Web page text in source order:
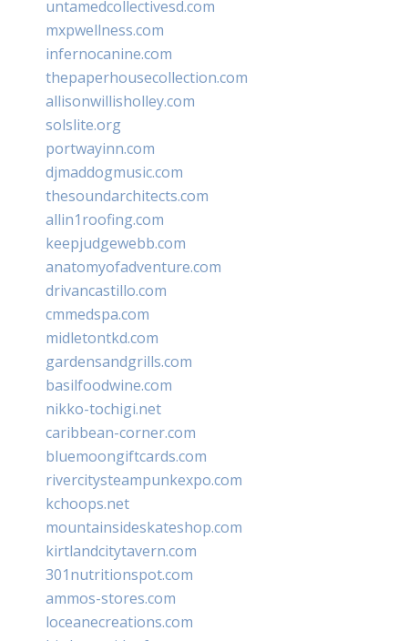
untamedcollectivesd.com
mxpwellness.com
infernocanine.com
thepaperhousecollection.com
allisonwillisholley.com
solslite.org
portwayinn.com
djmaddogmusic.com
thesoundarchitects.com
allin1roofing.com
keepjudgewebb.com
anatomyofadventure.com
drivancastillo.com
cmmedspa.com
midletontkd.com
gardensandgrills.com
basilfoodwine.com
nikko-tochigi.net
caribbean-corner.com
bluemoongiftcards.com
rivercitysteampunkexpo.com
kchoops.net
mountainsideskateshop.com
kirtlandcitytavern.com
301nutritionspot.com
ammos-stores.com
loceanecreations.com